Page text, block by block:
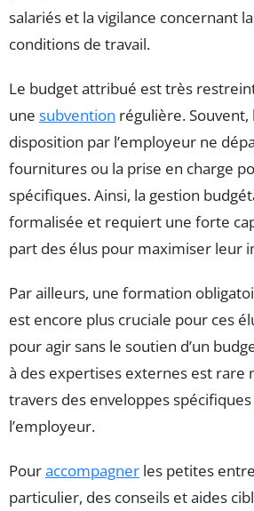
salariés et la vigilance concernant
conditions de travail.
Le budget attribué est très
une subvention régulière.
disposition par l’employeur ne
fournitures ou la prise en charge
spécifiques. Ainsi, la gestion
formalisée et requiert une forte
part des élus pour maximiser leur
Par ailleurs, une formation
est encore plus cruciale pour ces
pour agir sans le soutien d’un
à des expertises externes est rare
travers des enveloppes
l’employeur.
Pouraccompagner les petites
particulier, des conseils et aides